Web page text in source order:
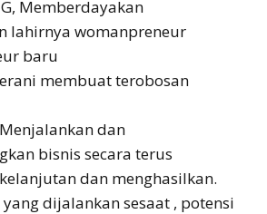
Memberdayakan
lahirnya womanpreneur
baru
membuat terobosan
Menjalankan dan
bisnis secara terus
dan menghasilkan.
dijalankan sesaat , potensi